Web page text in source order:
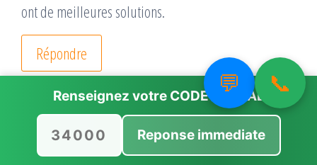
ont de meilleures solutions.
Répondre
Damiendit :
mars 26, 2026 à 7:52 am
💬 📞
Renseignez votre CODE POSTAL
Reponse immediate